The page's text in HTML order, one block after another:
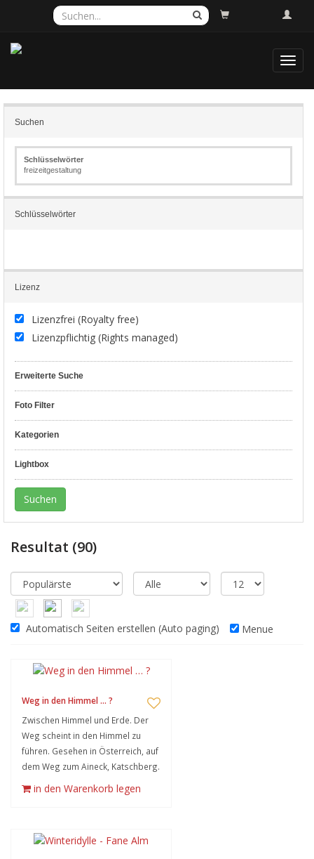
Suchen
Schlüsselwörter
freizeitgestaltung
Schlüsselwörter
Lizenz
Lizenzfrei (Royalty free)
Lizenzpflichtig (Rights managed)
Erweiterte Suche
Foto Filter
Kategorien
Lightbox
Resultat (90)
Automatisch Seiten erstellen (Auto paging) Menue
Weg in den Himmel … ?
Zwischen Himmel und Erde. Der
Weg scheint in den Himmel zu
führen. Gesehen in Österreich, auf
dem Weg zum Aineck, Katschberg.
in den Warenkorb legen